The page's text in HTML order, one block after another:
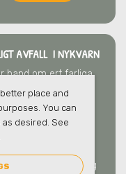
AVFALL I NYKVARN
hand om ert farliga
på ett säkert och
sätt som
både människor
kring hantering
place and
You can
desired. See